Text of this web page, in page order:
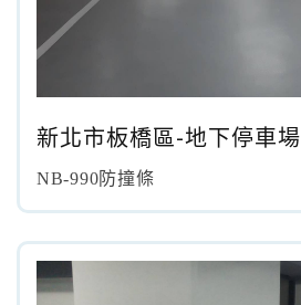
新北市板橋區-地下停車場
NB-990防撞條